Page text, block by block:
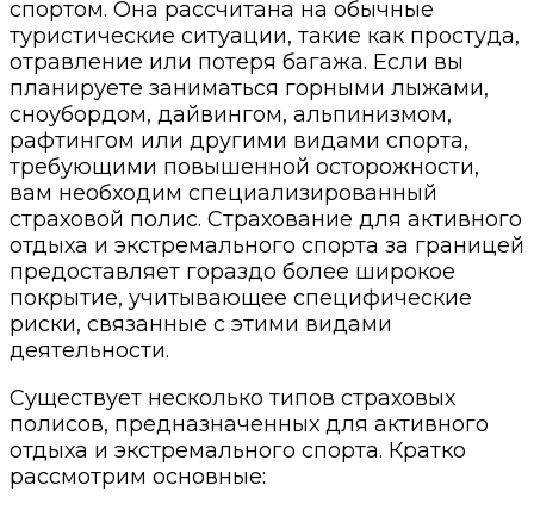
спортом. Она рассчитана на обычные
туристические ситуации, такие как простуда,
отравление или потеря багажа. Если вы
планируете заниматься горными лыжами,
сноубордом, дайвингом, альпинизмом,
рафтингом или другими видами спорта,
требующими повышенной осторожности,
вам необходим специализированный
страховой полис. Страхование для активного
отдыха и экстремального спорта за границей
предоставляет гораздо более широкое
покрытие, учитывающее специфические
риски, связанные с этими видами
деятельности.
Существует несколько типов страховых
полисов, предназначенных для активного
отдыха и экстремального спорта. Кратко
рассмотрим основные: